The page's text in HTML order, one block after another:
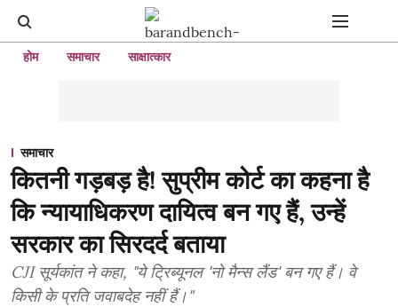
होम समाचार साक्षात्कार
समाचार
कितनी गड़बड़ है! सुप्रीम कोर्ट का कहना है
कि न्यायाधिकरण दायित्व बन गए हैं, उन्हें
सरकार का सिरदर्द बताया
CJI सूर्यकांत ने कहा, "ये ट्रिब्यूनल 'नो मैन्स लैंड' बन गए हैं। वे
किसी के प्रति जवाबदेह नहीं हैं।"